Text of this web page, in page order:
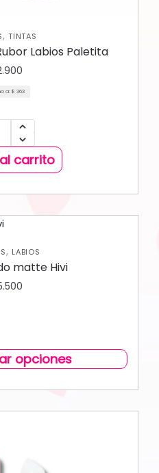
,TINTAS
Labios Paletita
a: $ 363
carrito
, LABIOS
matte Hivi
opciones